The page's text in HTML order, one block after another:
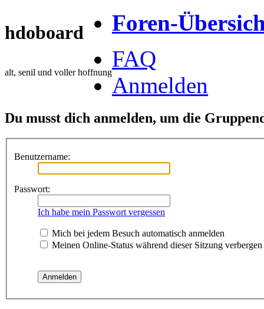
hdoboard
alt, senil und voller hoffnung
Foren-
FAQ
Anmelden
Du musst dich anmelden, um die
Benutzername:
Passwort:
Ich habe mein Passwort vergessen
Mich bei jedem Besuch automatisch anmelden
Meinen Online-Status während dieser Sitzung verbergen